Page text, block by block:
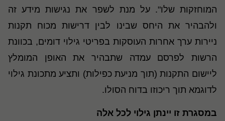
המוחזקות שלו". על מנת לשפר את נגישות מידע זה
ולהבהיר את היחס שבינו לבין דרישות מכוח תקנות
ניירות ערך אחרות העוסקות בפריטי גילוי דומים, בכוונת
הרשות לפרסם עמדה שתבהיר את האופן המומלץ
ליישום התקנות (תוך מניעת כפילות) ותציע מתכונת גילוי
לדוגמא תוך ריכוזו בדוח הסולו.
במסגרת זו יינתן גילוי לכל אלה